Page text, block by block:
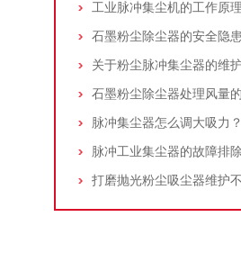
脉冲集尘器怎么调大吸力？